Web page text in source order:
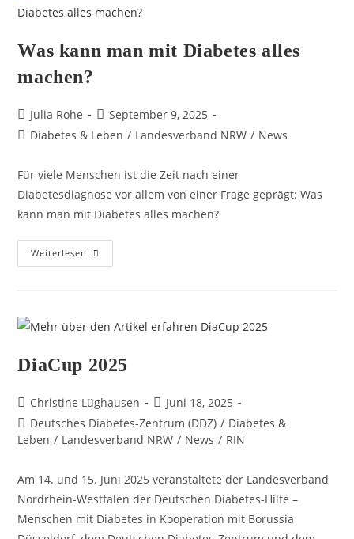
Was kann man mit Diabetes alles
machen?
Julia Rohe
September 9, 2025
Diabetes & Leben / Landesverband NRW / News
Für viele Menschen ist die Zeit nach einer
Diabetesdiagnose vor allem von einer Frage geprägt: Was
kann man mit Diabetes alles machen?
Weiterlesen
DiaCup 2025
Christine Lüghausen
Juni 18, 2025
Deutsches Diabetes-Zentrum (DDZ)​ / Diabetes &
Leben / Landesverband NRW / News / RIN
Am 14. und 15. Juni 2025 veranstaltete der Landesverband
Nordrhein-Westfalen der Deutschen Diabetes-Hilfe –
Menschen mit Diabetes in Kooperation mit Borussia